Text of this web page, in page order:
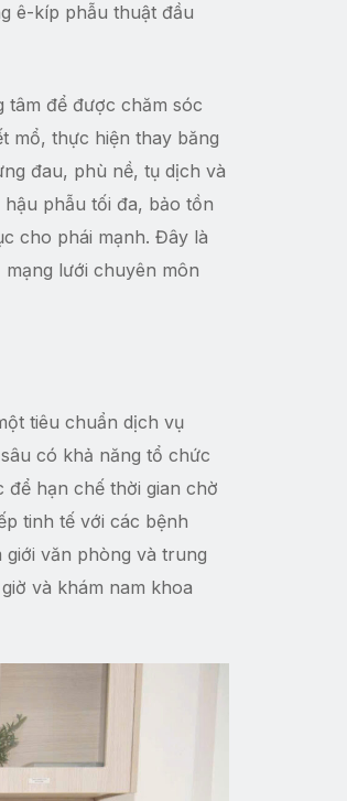
ê-kíp phẫu thuật đầu
tâm để được chăm sóc
mổ, thực hiện thay băng
đau, phù nề, tụ dịch và
phẫu tối đa, bảo tồn
cho phái mạnh. Đây là
lưới chuyên môn
tiêu chuẩn dịch vụ
có khả năng tổ chức
hạn chế thời gian chờ
tinh tế với các bệnh
văn phòng và trung
và khám nam khoa